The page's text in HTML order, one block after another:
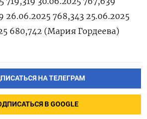
26.06.2025 768,343 25.06.2025
680,742 (Мария ‌Гордеева)
НА ТЕЛЕГРАМ
В GOOGLE